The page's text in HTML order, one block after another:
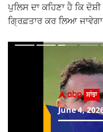
ਪੁਲਿਸ ਦਾ ਕਹਿਣਾ ਹੈ ਕਿ
ਗ੍ਰਿਫ਼ਤਾਰ ਕਰ ਲਿਆ